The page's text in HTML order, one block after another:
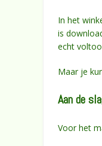
In het
is
echt
Maar je
Aan de
Voor het